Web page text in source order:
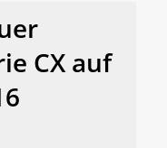
CX auf